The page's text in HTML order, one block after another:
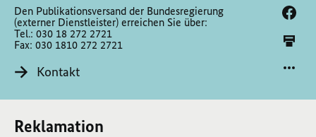
Den Publikationsversand der Bundesregierung
(externer Dienstleister) erreichen Sie über:
Tel.: 030 18 272 2721
Fax: 030 1810 272 2721
Kontakt
Reklamation